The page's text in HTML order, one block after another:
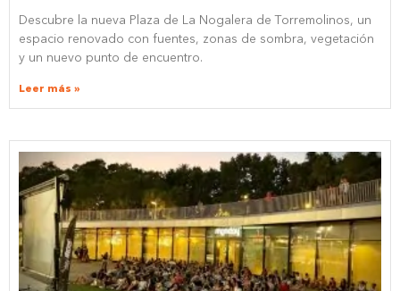
Descubre la nueva Plaza de La Nogalera de Torremolinos, un
espacio renovado con fuentes, zonas de sombra, vegetación
y un nuevo punto de encuentro.
Leer más »